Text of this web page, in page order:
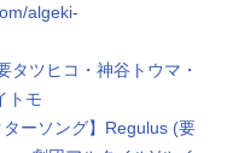
algeki-
ターソング】Regulus (要